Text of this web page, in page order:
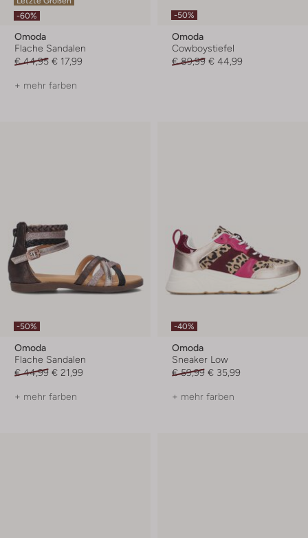
-60%
Omoda
Flache Sandalen
€ 44,95 € 17,99
+ mehr farben
-50%
Omoda
Cowboystiefel
€ 89,99 € 44,99
-50%
Omoda
Flache Sandalen
€ 44,99 € 21,99
+ mehr farben
-40%
Omoda
Sneaker Low
€ 59,99 € 35,99
+ mehr farben